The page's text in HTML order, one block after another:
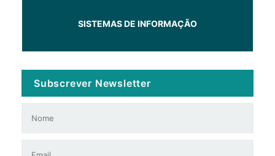
SISTEMAS DE INFORMAÇÃO
Subscrever Newsletter